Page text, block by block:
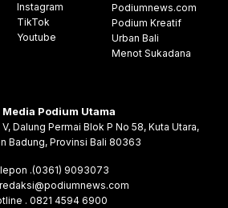
Instagram
TikTok
Youtube
Podiumnews.com
Podium Kreatif
Urban Bali
Menot Sukadana
Media Podium Utama
Dalung Permai Blok P No 58, Kuta Utara,
Badung, Provinsi Bali 80363
.(0361) 9093073
. 0821 4594 6900